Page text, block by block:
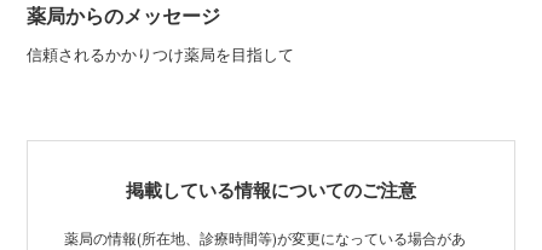
薬局からのメッセージ
信頼されるかかりつけ薬局を目指して
掲載している情報についてのご注意
薬局の情報(所在地、診療時間等)が変更になっている場合があ